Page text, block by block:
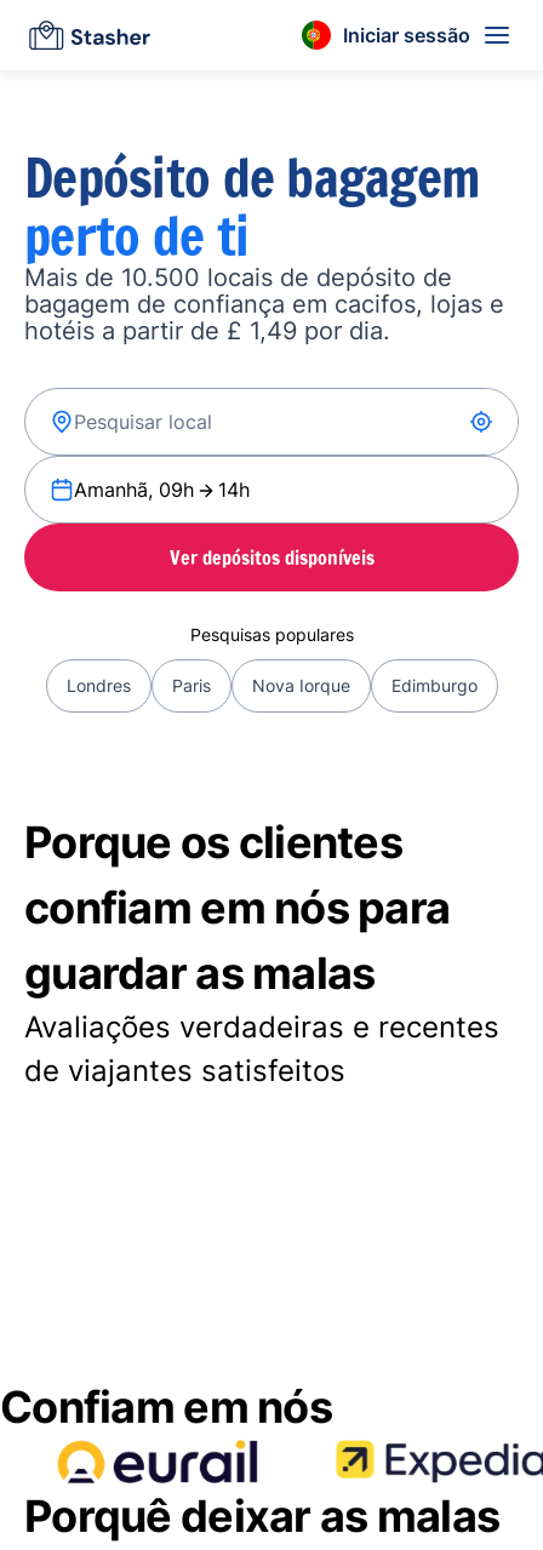
Iniciar sessão
Depósito de bagagem
perto de ti
Mais de 10.500 locais de depósito de
bagagem de confiança em cacifos, lojas e
hotéis a partir de £ 1,49 por dia.
Amanhã, 09h 14h
Ver depósitos disponíveis
Pesquisas populares
Londres Paris Nova Iorque Edimburgo
Porque os clientes
confiam em nós para
guardar as malas
Avaliações verdadeiras e recentes
de viajantes satisfeitos
Confiam em nós
Porquê deixar as malas